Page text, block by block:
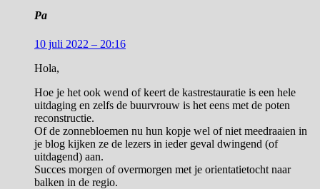
Pa
10 juli 2022 – 20:16
Hola,
Hoe je het ook wend of keert de kastrestauratie is een hele
uitdaging en zelfs de buurvrouw is het eens met de poten
reconstructie.
Of de zonnebloemen nu hun kopje wel of niet meedraaien in
je blog kijken ze de lezers in ieder geval dwingend (of
uitdagend) aan.
Succes morgen of overmorgen met je orientatietocht naar
balken in de regio.